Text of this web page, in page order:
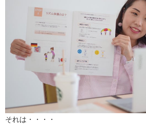
それは・・・・